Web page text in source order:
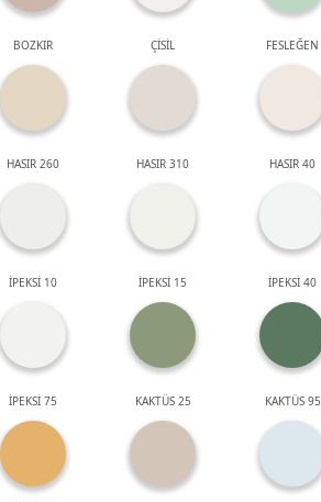
BOZKIR ÇİSİL FESLEĞEN
HASIR 260 HASIR 310 HASIR 40
İPEKSİ 10 İPEKSİ 15 İPEKSİ 40
İPEKSİ 75 KAKTÜS 25 KAKTÜS 95